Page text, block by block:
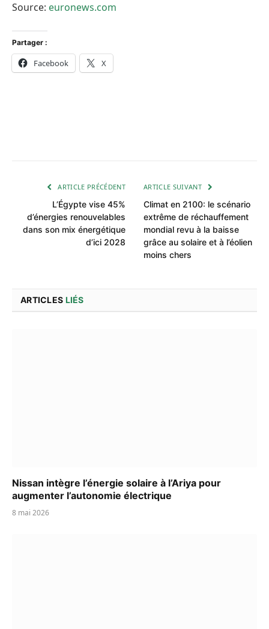
Source: euronews.com
Partager :
Facebook X
ARTICLE PRÉCÉDENT
L’Égypte vise 45%
d’énergies renouvelables
dans son mix énergétique
d’ici 2028
ARTICLE SUIVANT
Climat en 2100: le scénario
extrême de réchauffement
mondial revu à la baisse
grâce au solaire et à l’éolien
moins chers
ARTICLES LIÉS
Nissan intègre l’énergie solaire à l’Ariya pour
augmenter l’autonomie électrique
8 mai 2026